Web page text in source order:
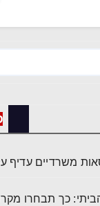
משרדיים עדיף
כך תבחרו